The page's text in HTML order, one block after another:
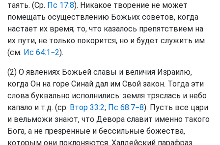
таять. (Ср. Пс 17:8). Никакое творение не может
помещать осуществлению Божьих советов, когда
настает их время; то, что казалось препятствием на
их пути, не только покорится, но и будет служить им
(см. Ис 64:1−2).
(2) О явлениях Божьей славы и величия Израилю,
когда Он на горе Синай дал им Свой закон. Тогда эти
слова буквально исполнились: земля тряслась и небо
капало и т.д. (ср. Втор 33:2; Пс 68:7−8). Пусть все цари
и вельможи знают, что Девора славит именно такого
Бога, а не презренные и бессильные божества,
которым они поклоняются. Халдейский парафраз